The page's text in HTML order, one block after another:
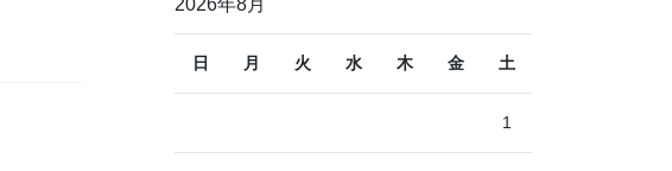
2026年8月
日 月 火 水 木 金 土
1